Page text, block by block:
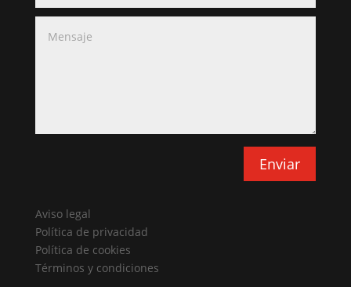
Enviar
Aviso legal
Política de privacidad
Política de cookies
Términos y condiciones